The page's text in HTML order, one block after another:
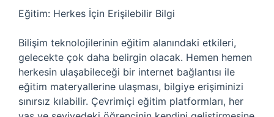
Eğitim: Herkes İçin Erişilebilir Bilgi
Bilişim teknolojilerinin eğitim alanındaki etkileri,
gelecekte çok daha belirgin olacak. Hemen hemen
herkesin ulaşabileceği bir internet bağlantısı ile
eğitim materyallerine ulaşması, bilgiye erişiminizi
sınırsız kılabilir. Çevrimiçi eğitim platformları, her